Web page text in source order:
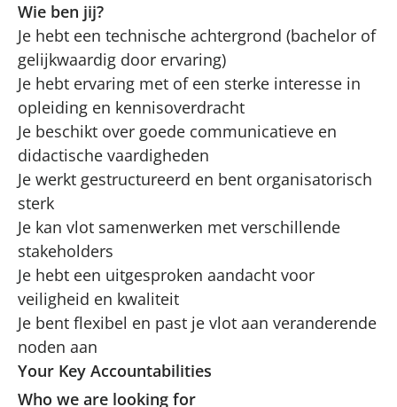
Wie ben jij?
Je hebt een technische achtergrond (bachelor of
gelijkwaardig door ervaring)
Je hebt ervaring met of een sterke interesse in
opleiding en kennisoverdracht
Je beschikt over goede communicatieve en
didactische vaardigheden
Je werkt gestructureerd en bent organisatorisch
sterk
Je kan vlot samenwerken met verschillende
stakeholders
Je hebt een uitgesproken aandacht voor
veiligheid en kwaliteit
Je bent flexibel en past je vlot aan veranderende
noden aan
Your Key Accountabilities
Who we are looking for